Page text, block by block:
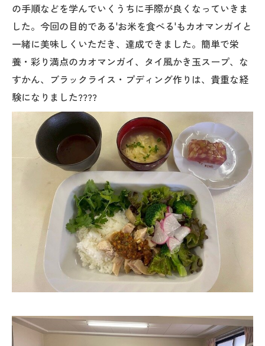
の手順などを学んでいくうちに手際が良くなっていきま
した。今回の目的である'お米を食べる'もカオマンガイと
一緒に美味しくいただき、達成できました。簡単で栄
養・彩り満点のカオマンガイ、タイ風かき玉スープ、な
すかん、ブラックライス・プディング作りは、貴重な経
験になりました????